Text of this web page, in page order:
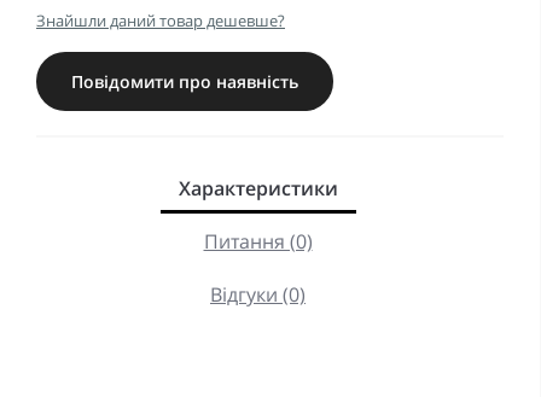
Знайшли даний товар дешевше?
Повідомити про наявність
Характеристики
Питання (0)
Відгуки (0)